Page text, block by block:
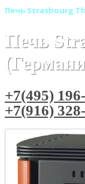
Печь Strasbourg
Печь
+7(495)
+7(916)